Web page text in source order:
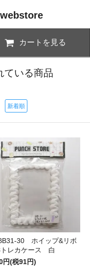
カートを見る
ている商品
新着順
30 ホイップ&リボ
トレカケース 白
円(税91円)